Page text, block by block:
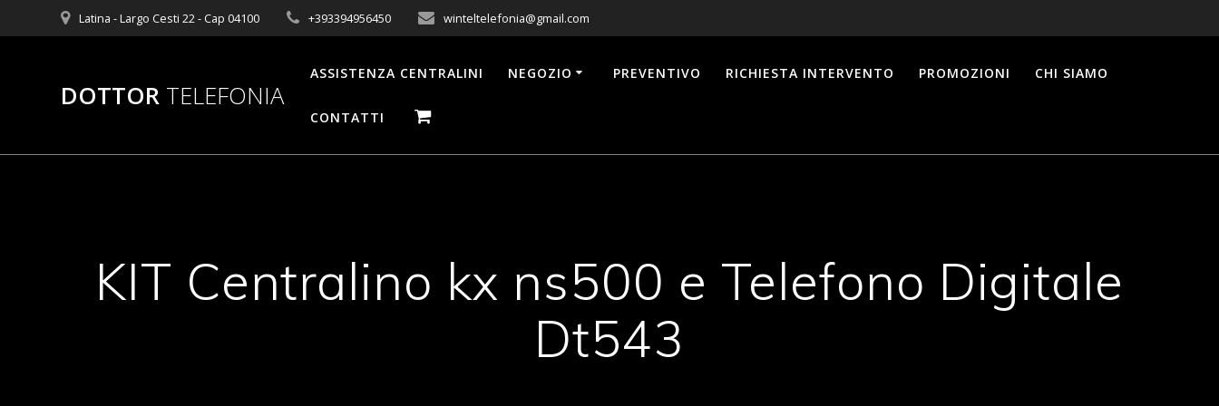
al
Latina - Largo Cesti 22 - Cap 04100 +393394956450 winteltelefonia@gmail.com
DOTTOR TELEFONIA
ASSISTENZA CENTRALINI NEGOZIO PREVENTIVO RICHIESTA INTERVENTO PROMOZIONI CHI SIAMO
CONTATTI
KIT Centralino kx ns500 e Telefono Digitale
Dt543